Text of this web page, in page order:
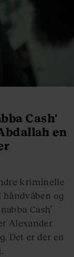
Cash'
en
kriminelle
og
Cash’
Alexander
Det er der en